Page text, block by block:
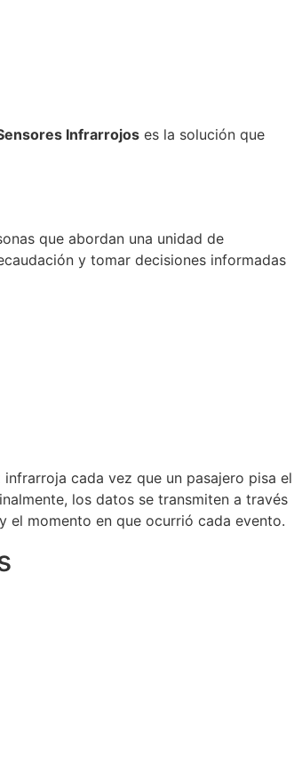
Infrarrojos es la solución que
que abordan una unidad de
y tomar decisiones informadas
cada vez que un pasajero pisa el
los datos se transmiten a través
el momento en que ocurrió cada evento.